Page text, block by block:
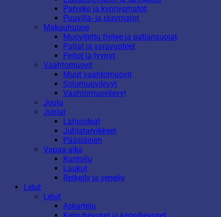
Parveke ja kynnysmatot
Puuvilla- ja räsymatot
Makuuhuone
Muovitettu frotee ja patjansuojat
Patjat ja varavuoteet
Peitot ja tyynyt
Vaahtomuovit
Muut vaahtomuovit
Solumuovilevyt
Vaahtomuovilevyt
Joulu
Juhlat
Lahjaideat
Juhlatarvikkeet
Pääsiäinen
Vapaa-aika
Kuntoilu
Laukut
Retkeily ja veneily
Lelut
Lelut
Askartelu